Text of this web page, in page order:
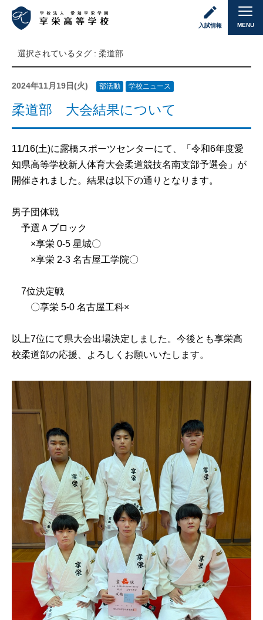
入試情報 MENU
選択されているタグ : 柔道部
2024年11月19日(火) 部活動 学校ニュース
柔道部 大会結果について
11/16(土)に露橋スポーツセンターにて、「令和6年度愛
知県高等学校新人体育大会柔道競技名南支部予選会」が
開催されました。結果は以下の通りとなります。
男子団体戦
予選Ａブロック
×享栄 0-5 星城〇
×享栄 2-3 名古屋工学院〇
7位決定戦
〇享栄 5-0 名古屋工科×
以上7位にて県大会出場決定しました。今後とも享栄高
校柔道部の応援、よろしくお願いいたします。